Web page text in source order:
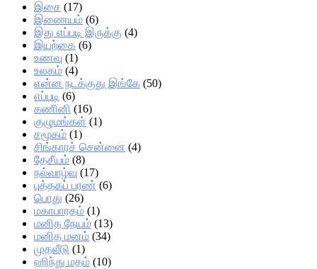
இசை (17)
இணையம் (6)
இது எப்படி இருக்கு (4)
இயற்கை (6)
உணவு (1)
உலகம் (4)
என்ன நடக்குது இங்கே (50)
எப்படி (6)
கணினி (16)
குழுமங்கள் (1)
சமூகம் (1)
சிங்காரச் சென்னை (4)
தேசீயம் (8)
நல்வாழ்வு (17)
புத்தகப் பரண் (6)
பொது (26)
மகாபாரதம் (1)
மனித நேயம் (13)
மனித மனம் (34)
முதலீடு (1)
ஹிந்து மதம் (10)